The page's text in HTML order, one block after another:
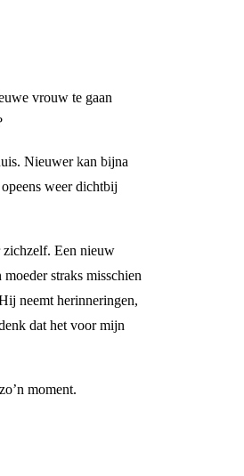
vrouw te gaan
Nieuwer kan bijna
weer dichtbij
zichzelf. Een nieuw
straks misschien
neemt herinneringen,
dat het voor mijn
moment.